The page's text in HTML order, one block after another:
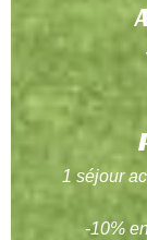
1 séjour
-10%